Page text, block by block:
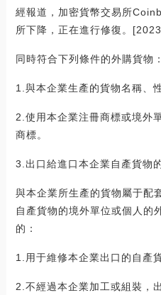
經報道，加密貨幣交易所
所下降，正在進行修復。
同時符合下列條件的外購貨物：
1.與本企業生產的貨物名稱、
2.使用本企業注冊商標或境外
商標。
3.出口給進口本企業自產貨物
與本企業所生產的貨物屬于配
自產貨物的境外單位或個人的
的：
1.用于維修本企業出口的自產
2.不經過本企業加工或組裝，